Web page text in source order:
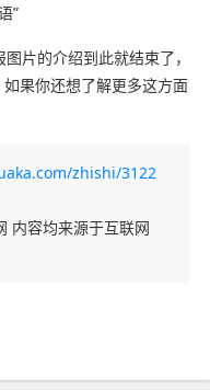
”
片的介绍到此就结束了，
果你还想了解更多这方面
zhishi/3122
内容均来源于互联网